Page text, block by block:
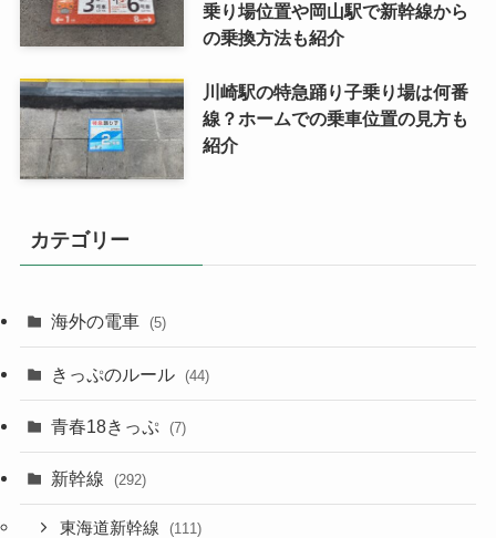
乗り場位置や岡山駅で新幹線から
の乗換方法も紹介
川崎駅の特急踊り子乗り場は何番
線？ホームでの乗車位置の見方も
紹介
カテゴリー
海外の電車 (5)
きっぷのルール (44)
青春18きっぷ (7)
新幹線 (292)
東海道新幹線 (111)